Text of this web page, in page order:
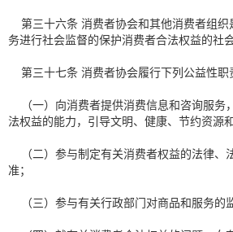
第三十六条 消费者协会和其他消费者组织
务进行社会监督的保护消费者合法权益的社会
第三十七条 消费者协会履行下列公益性职
（一）向消费者提供消费信息和咨询服务
法权益的能力，引导文明、健康、节约资源
（二）参与制定有关消费者权益的法律、
准；
（三）参与有关行政部门对商品和服务的